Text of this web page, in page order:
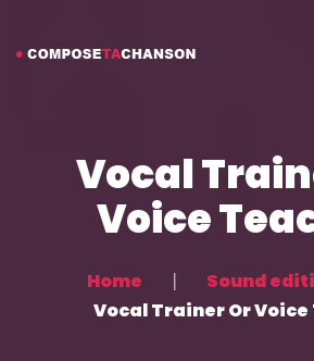
Vocal
Voice
Home
Sound
Vocal Trainer Or